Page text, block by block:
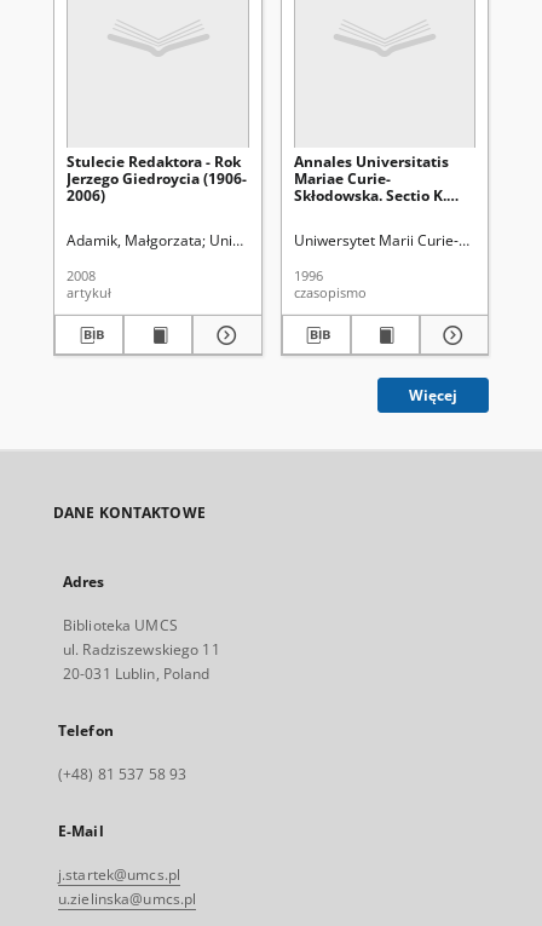
Stulecie Redaktora - Rok
Jerzego Giedroycia (1906-
2006)
Adamik, Małgorzata Uniwersytet Marii Curie-Skłodowskiej (Lublin)
2008
artykuł
Annales Universitatis
Mariae Curie-
Skłodowska. Sectio K.
spis treści
Uniwersytet Marii Curie-
1996
czasopismo
Więcej
DANE KONTAKTOWE
Adres
Biblioteka UMCS
ul. Radziszewskiego 11
20-031 Lublin, Poland
Telefon
(+48) 81 537 58 93
E-Mail
j.startek@umcs.pl
u.zielinska@umcs.pl